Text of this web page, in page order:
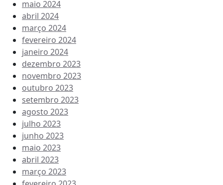
maio 2024
abril 2024
março 2024
fevereiro 2024
janeiro 2024
dezembro 2023
novembro 2023
outubro 2023
setembro 2023
agosto 2023
julho 2023
junho 2023
maio 2023
abril 2023
março 2023